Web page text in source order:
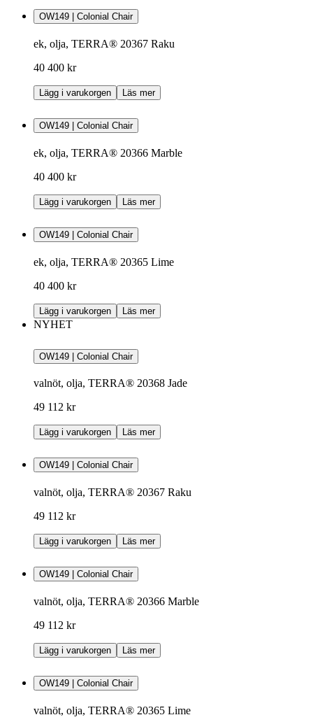
OW149 | Colonial Chair
ek, olja, TERRA® 20367 Raku
40 400 kr
Lägg i varukorgen Läs mer
OW149 | Colonial Chair
ek, olja, TERRA® 20366 Marble
40 400 kr
Lägg i varukorgen Läs mer
OW149 | Colonial Chair
ek, olja, TERRA® 20365 Lime
40 400 kr
Lägg i varukorgen Läs mer
NYHET
OW149 | Colonial Chair
valnöt, olja, TERRA® 20368 Jade
49 112 kr
Lägg i varukorgen Läs mer
OW149 | Colonial Chair
valnöt, olja, TERRA® 20367 Raku
49 112 kr
Lägg i varukorgen Läs mer
OW149 | Colonial Chair
valnöt, olja, TERRA® 20366 Marble
49 112 kr
Lägg i varukorgen Läs mer
OW149 | Colonial Chair
valnöt, olja, TERRA® 20365 Lime